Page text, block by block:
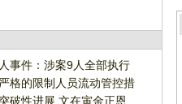
事件：涉案9人全部执行
格的限制人员流动管控措
破性进展 文在寅金正恩